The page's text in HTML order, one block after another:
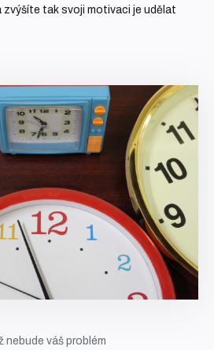
zvýšíte tak svoji motivaci je udělat
nebude váš problém